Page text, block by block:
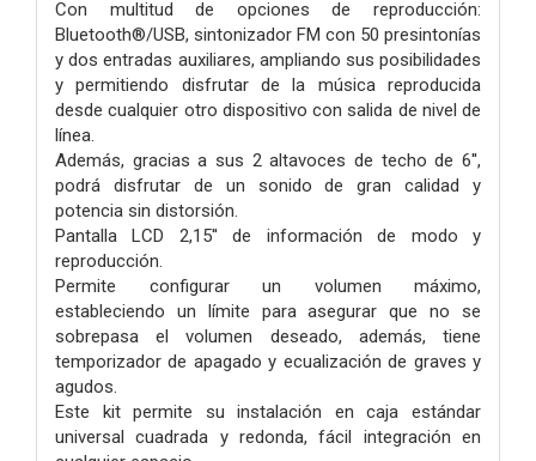
Con multitud de opciones de reproducción:
Bluetooth®/USB, sintonizador FM con 50 presintonías
y dos entradas auxiliares, ampliando sus posibilidades
y permitiendo disfrutar de la música reproducida
desde cualquier otro dispositivo con salida de nivel de
línea.
Además, gracias a sus 2 altavoces de techo de 6'',
podrá disfrutar de un sonido de gran calidad y
potencia sin distorsión.
Pantalla LCD 2,15'' de información de modo y
reproducción.
Permite configurar un volumen máximo,
estableciendo un límite para asegurar que no se
sobrepasa el volumen deseado, además, tiene
temporizador de apagado y ecualización de graves y
agudos.
Este kit permite su instalación en caja estándar
universal cuadrada y redonda, fácil integración en